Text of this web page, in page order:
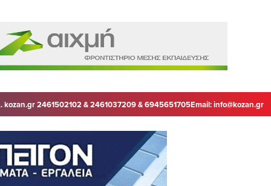
kozan.gr 2461502102 & 2461037209 & 6945651705Email:info@kozan.gr